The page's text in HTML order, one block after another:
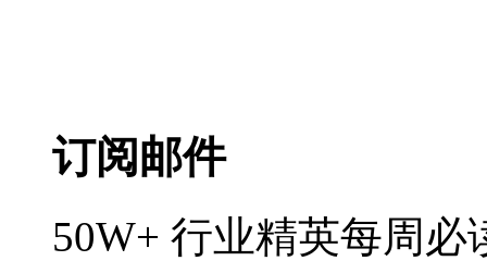
订阅邮件
50W+ 行业精英每周